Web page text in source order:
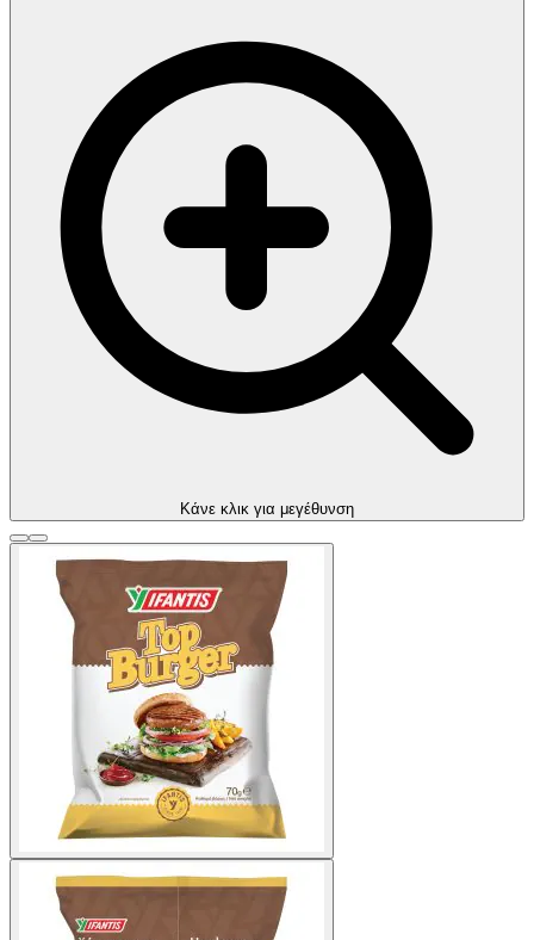
Kάνε κλικ για μεγέθυνση